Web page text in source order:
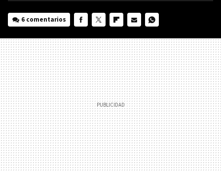
6 comentarios
MAIL